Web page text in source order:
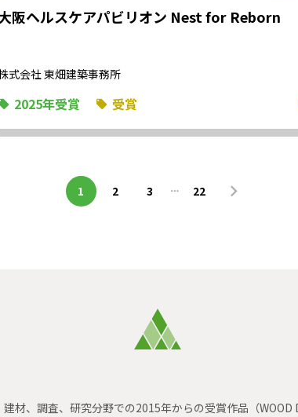
阪ヘルスケアパビリオン Nest for Reborn
式会社 東畑建築事務所
2025年受賞 受賞
1 2 3 22
、調査、研究分野での2015年からの受賞作品（WOOD